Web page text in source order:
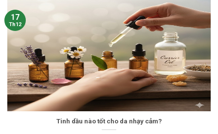
Tinh dầu nào tốt cho da nhạy cảm?
17
Th12